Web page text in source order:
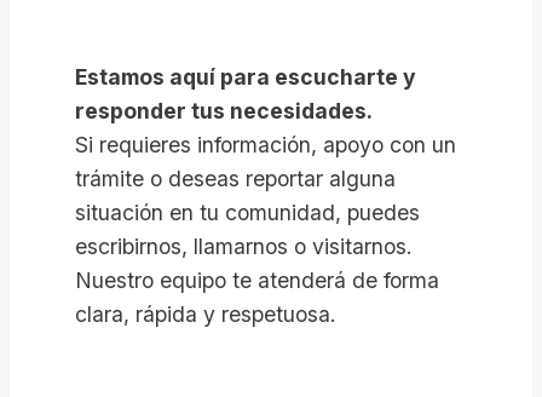
Estamos aquí para escucharte y
responder tus necesidades.
Si requieres información, apoyo con un
trámite o deseas reportar alguna
situación en tu comunidad, puedes
escribirnos, llamarnos o visitarnos.
Nuestro equipo te atenderá de forma
clara, rápida y respetuosa.